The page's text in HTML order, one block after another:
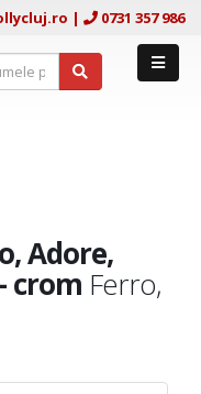
| 0731 357 986
Adore,
crom Ferro,